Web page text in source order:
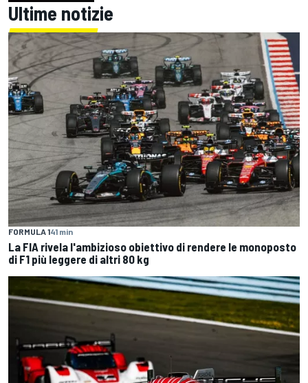
Ultime notizie
FORMULA 141 min
La FIA rivela l'ambizioso obiettivo di rendere le monoposto
di F1 più leggere di altri 80 kg